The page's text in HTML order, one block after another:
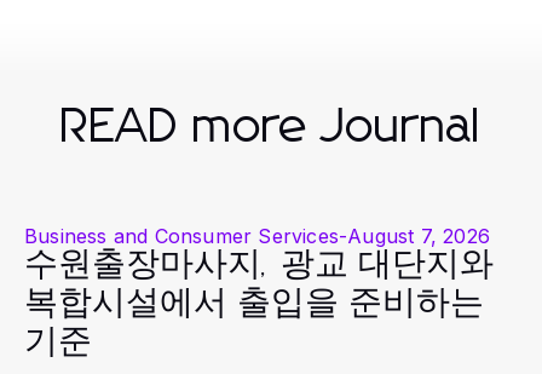
READ more Journal
Business and Consumer Services-August 7, 2026
수원출장마사지, 광교 대단지와
복합시설에서 출입을 준비하는
기준